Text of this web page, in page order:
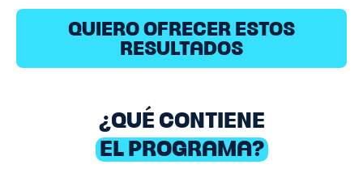
QUIERO OFRECER ESTOS
RESULTADOS
¿QUÉ CONTIENE
EL PROGRAMA?